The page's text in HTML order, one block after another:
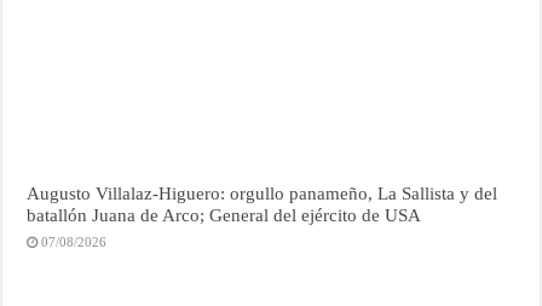
Augusto Villalaz-Higuero: orgullo panameño, La Sallista y del
batallón Juana de Arco; General del ejército de USA
07/08/2026